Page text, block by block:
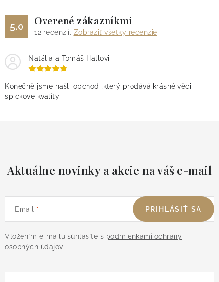
5.0 Overené zákazníkmi
12 recenzií. Zobraziť všetky recenzie
Natália a Tomáš Hallovi
Konečně jsme našli obchod ,který prodává krásné věci
špičkové kvality
Aktuálne novinky a akcie na váš e-mail
Email
Vložením e-mailu súhlasíte s podmienkami ochrany
osobných údajov
PRIHLÁSIŤ SA